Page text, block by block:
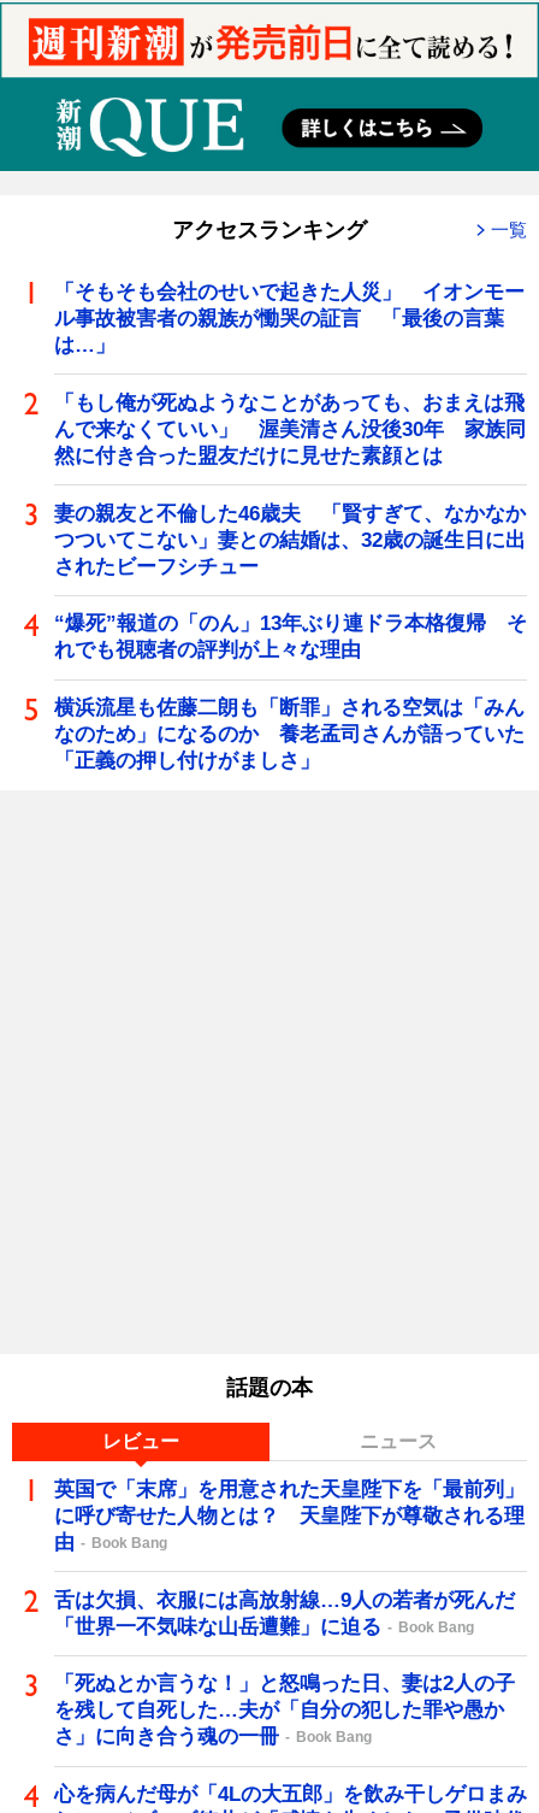
アクセスランキング 一覧
「そもそも会社のせいで起きた人災」 イオンモー
ル事故被害者の親族が慟哭の証言 「最後の言葉
は…」
「もし俺が死ぬようなことがあっても、おまえは飛
んで来なくていい」 渥美清さん没後30年 家族同
然に付き合った盟友だけに見せた素顔とは
妻の親友と不倫した46歳夫 「賢すぎて、なかなか
つついてこない」妻との結婚は、32歳の誕生日に出
されたビーフシチュー
“爆死”報道の「のん」13年ぶり連ドラ本格復帰 そ
れでも視聴者の評判が上々な理由
横浜流星も佐藤二朗も「断罪」される空気は「みん
なのため」になるのか 養老孟司さんが語っていた
「正義の押し付けがましさ」
話題の本
レビュー ニュース
英国で「末席」を用意された天皇陛下を「最前列」
に呼び寄せた人物とは？ 天皇陛下が尊敬される理
由
Book Bang
舌は欠損、衣服には高放射線…9人の若者が死んだ
「世界一不気味な山岳遭難」に迫る
Book Bang
「死ぬとか言うな！」と怒鳴った日、妻は2人の子
を残して自死した…夫が「自分の犯した罪や愚か
さ」に向き合う魂の一冊
Book Bang
心を病んだ母が「4Lの大五郎」を飲み干しゲロまみ